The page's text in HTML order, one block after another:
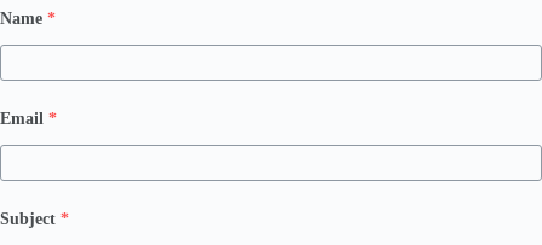
Name *
Email *
Subject *